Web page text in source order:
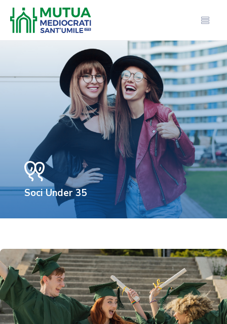
Soci Under 35